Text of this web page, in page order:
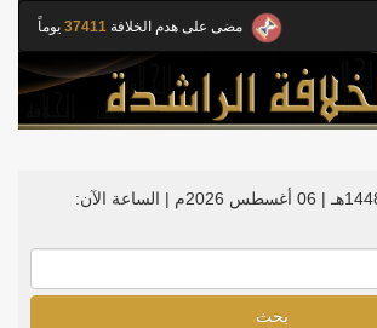
مضى على هدم الخلافة 37411 يوماً
الساعة الآن:
بحث